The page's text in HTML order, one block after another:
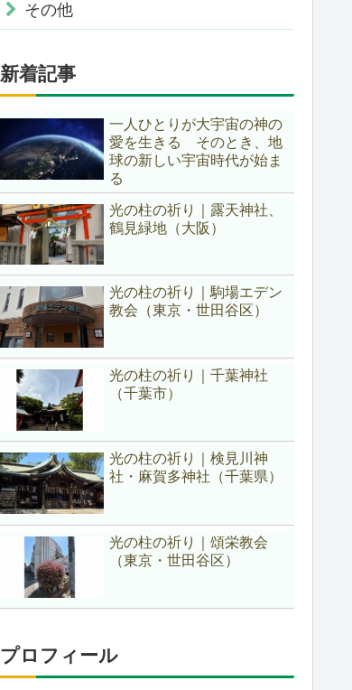
その他
新着記事
一人ひとりが大宇宙の神の
愛を生きる そのとき、地
球の新しい宇宙時代が始ま
る
光の柱の祈り｜露天神社、
鶴見緑地（大阪）
光の柱の祈り｜駒場エデン
教会（東京・世田谷区）
光の柱の祈り｜千葉神社
（千葉市）
光の柱の祈り｜検見川神
社・麻賀多神社（千葉県）
光の柱の祈り｜頌栄教会
（東京・世田谷区）
プロフィール